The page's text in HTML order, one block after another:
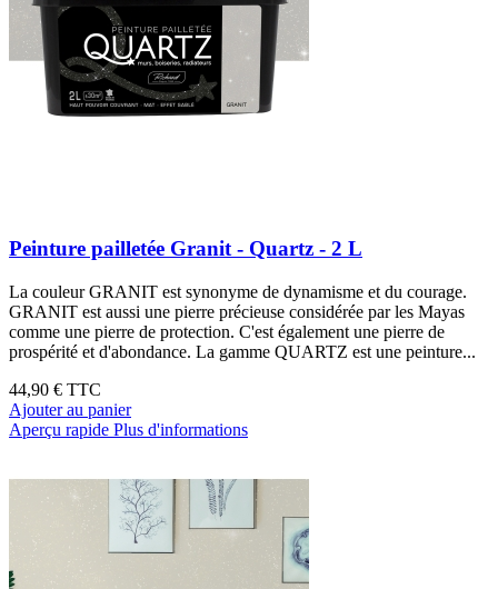
Peinture pailletée Granit - Quartz - 2 L
La couleur GRANIT est synonyme de dynamisme et du courage.
GRANIT est aussi une pierre précieuse considérée par les Mayas
comme une pierre de protection. C'est également une pierre de
prospérité et d'abondance. La gamme QUARTZ est une peinture...
44,90 € TTC
Ajouter au panier
Aperçu rapide Plus d'informations